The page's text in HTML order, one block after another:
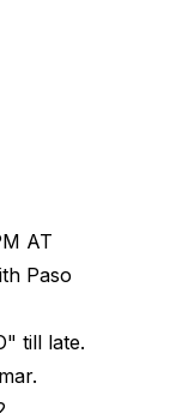
AT
Paso
till late.